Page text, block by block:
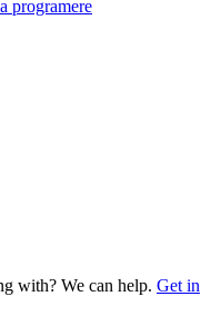
programere
with? We can help. Get in